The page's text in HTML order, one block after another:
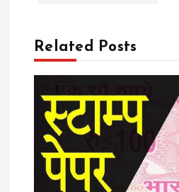
n
a
Related Posts